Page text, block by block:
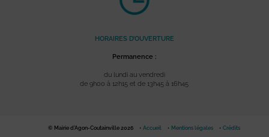
HORAIRES D’OUVERTURE
Permanence :
du lundi au vendredi
de 9h00 à 12h15 et de 13h45 à 16h45
© Mairie d'Agon-Coutainville 2026 Accueil Mentions légales Crédits